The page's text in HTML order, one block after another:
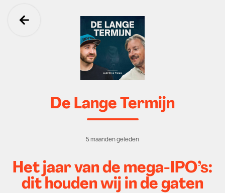
Ga terug
De Lange Termijn
5 maanden geleden
Het jaar van de mega-IPO’s:
dit houden wij in de gaten